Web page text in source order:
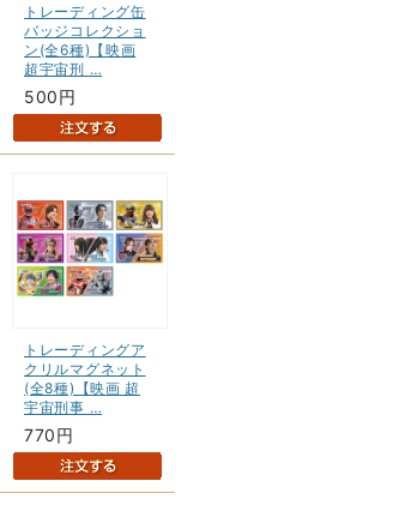
トレーディング缶
バッジコレクショ
ン(全6種)【映画
超宇宙刑 …
500円
トレーディングア
クリルマグネット
(全8種)【映画 超
宇宙刑事 …
770円